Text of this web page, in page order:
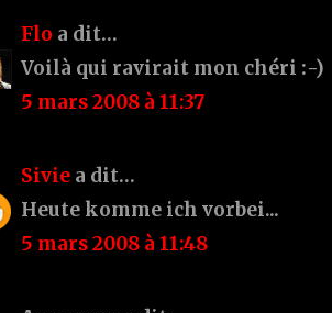
Flo a dit…
Voilà qui ravirait mon chéri :-)
5 mars 2008 à 11:37
Sivie a dit…
Heute komme ich vorbei...
5 mars 2008 à 11:48